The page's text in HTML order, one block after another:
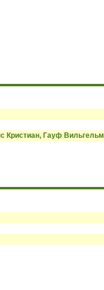
Кристиан, Гауф Вильгельм